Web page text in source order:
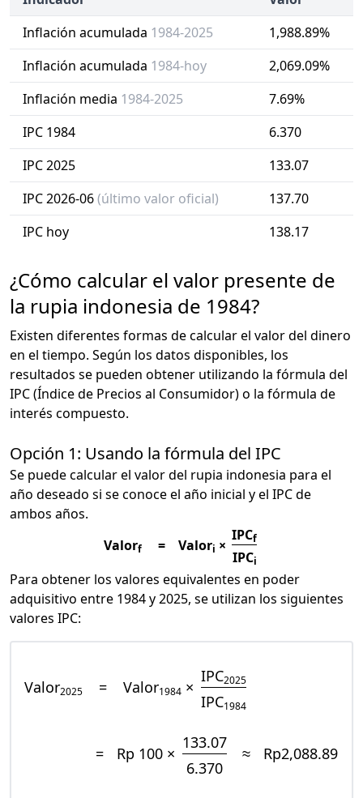
Inflación acumulada 1984-2025
1,988.89%
Inflación acumulada 1984-hoy
2,069.09%
Inflación media 1984-2025
7.69%
IPC 1984
6.370
IPC 2025
133.07
IPC 2026-06(último valor oficial)
137.70
IPC hoy
138.17
¿Cómo calcular el valor presente de
la rupia indonesia de 1984?
Existen diferentes formas de calcular el valor del dinero
en el tiempo. Según los datos disponibles, los
resultados se pueden obtener utilizando la fórmula del
IPC (Índice de Precios al Consumidor) o la fórmula de
interés compuesto.
Opción 1: Usando la fórmula del IPC
Se puede calcular el valor del rupia indonesia para el
año deseado si se conoce el año inicial y el IPC de
ambos años.
Valorf = Valori ×
IPCf
IPCi
Para obtener los valores equivalentes en poder
adquisitivo entre 1984 y 2025, se utilizan los siguientes
valores IPC:
Valor2025 = Valor1984 ×
IPC2025
IPC1984
= Rp 100 ×
133.07
6.370
≈ Rp2,088.89